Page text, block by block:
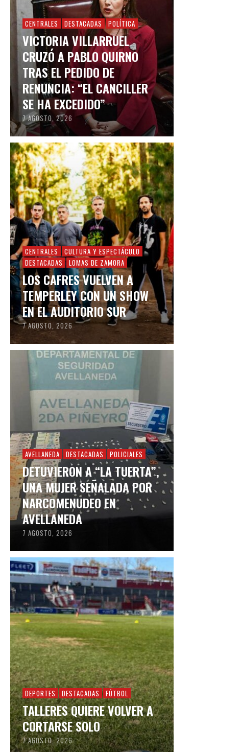
CENTRALES DESTACADAS POLÍTICA
VICTORIA VILLARRUEL
CRUZÓ A PABLO QUIRNO
TRAS EL PEDIDO DE
RENUNCIA: “EL CANCILLER
SE HA EXCEDIDO”
7 AGOSTO, 2026
CENTRALES
CULTURA Y ESPECTÁCULO
DESTACADAS
LOMAS DE ZAMORA
LOS CAFRES VUELVEN A
TEMPERLEY CON UN SHOW
EN EL AUDITORIO SUR
7 AGOSTO, 2026
AVELLANEDA DESTACADAS POLICIALES
DETUVIERON A “LA TUERTA”,
UNA MUJER SEÑALADA POR
NARCOMENUDEO EN
AVELLANEDA
7 AGOSTO, 2026
DEPORTES DESTACADAS FÚTBOL
TALLERES QUIERE VOLVER A
CORTARSE SOLO
7 AGOSTO, 2026